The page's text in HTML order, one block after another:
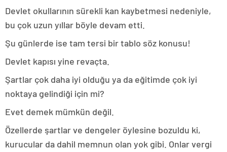
Devlet okullarının sürekli kan kaybetmesi nedeniyle,
bu çok uzun yıllar böyle devam etti.
Şu günlerde ise tam tersi bir tablo söz konusu!
Devlet kapısı yine revaçta.
Şartlar çok daha iyi olduğu ya da eğitimde çok iyi
noktaya gelindiği için mi?
Evet demek mümkün değil.
Özellerde şartlar ve dengeler öylesine bozuldu ki,
kurucular da dahil memnun olan yok gibi. Onlar vergi